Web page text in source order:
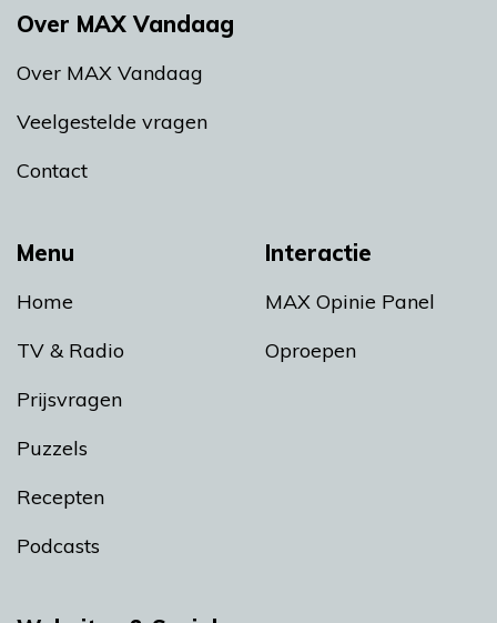
Menu
Home
TV & Radio
Prijsvragen
Puzzels
Recepten
Podcasts
Interactie
MAX Opinie Panel
Oproepen
Over MAX Vandaag
Over MAX Vandaag
Veelgestelde vragen
Contact